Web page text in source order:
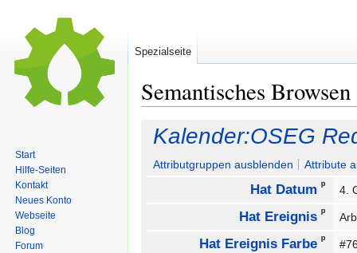
Semantisches Browsen
Zur
Navigation
springen
Zur
Suche
springen
Kalender:OSEG
Attributgruppen ausblenden Attribute
Hat Datum ᵖ 4.
Hat Ereignis ᵖ
Hat Ereignis Farbe ᵖ
Spezialseite
Start
Hilfe-Seiten
Kontakt
Neues Konto
Webseite
Blog
Forum